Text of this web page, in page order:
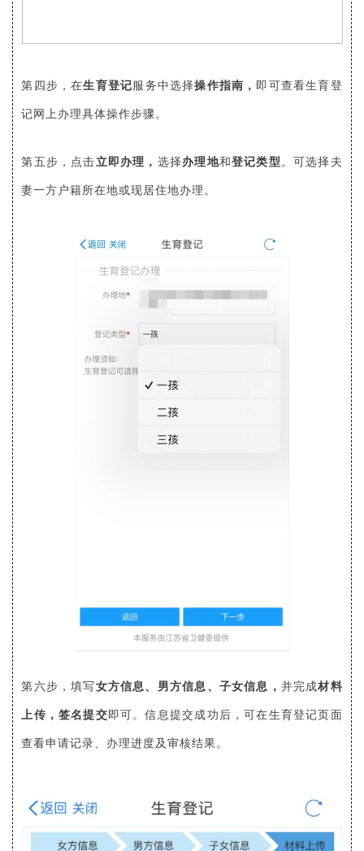
第四步，在生育登记服务中选择操作指南， 即可查看生育登
记网上办理具体操作步骤。
第五步， 点击立即办理， 选择办理地和登记类型 。可选择夫
妻一方户籍所在地或现居住地办理。
第六步，填写女方信息、男方信息、子女信息， 并完成材料
上传，签名提交即可。信息提交成功后，可在生育登记页面
查看申请记录、办理进度及审核结果。